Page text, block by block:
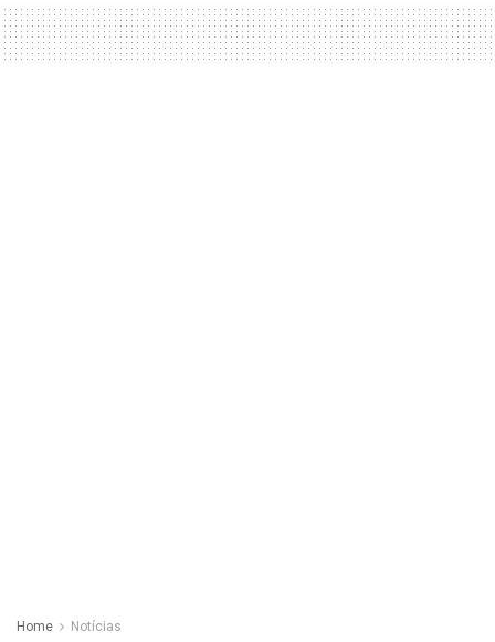
Home Notícias